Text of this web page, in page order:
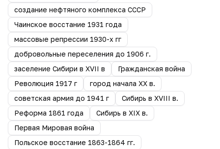
создание нефтяного комплекса СССР
Чаинское восстание 1931 года
массовые репрессии 1930-х гг
добровольные переселения до 1906 г.
заселение Сибири в XVII в
Гражданская война
Революция 1917 г
город начала ХХ в.
советская армия до 1941 г
Сибирь в XVIII в.
Реформа 1861 года
Сибирь в XIX в.
Первая Мировая война
Польское восстание 1863-1864 гг.